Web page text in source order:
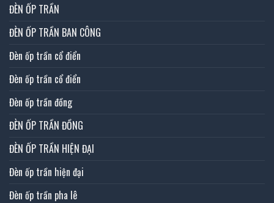
ĐÈN ỐP TRẦN
ĐÈN ỐP TRẦN BAN CÔNG
Đèn ốp trần cổ điển
Đèn ốp trần cổ điển
Đèn ốp trần đồng
ĐÈN ỐP TRẦN ĐỒNG
ĐÈN ỐP TRẦN HIỆN ĐẠI
Đèn ốp trần hiện đại
Đèn ốp trần pha lê